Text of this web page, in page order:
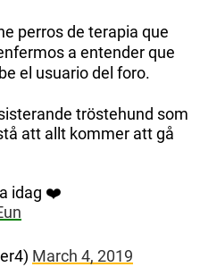
perros de terapia que
a entender que
el usuario del foro.
tröstehund som
att allt kommer att gå
idag ❤️
March 4, 2019